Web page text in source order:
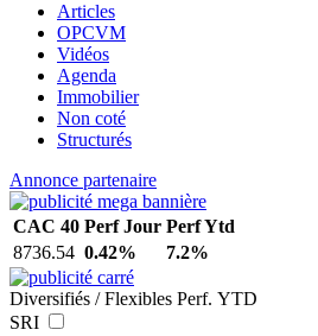
Articles
OPCVM
Vidéos
Agenda
Immobilier
Non coté
Structurés
Annonce partenaire
CAC 40 Perf Jour Perf Ytd
8736.54 0.42% 7.2%
Diversifiés / Flexibles Perf. YTD
SRI